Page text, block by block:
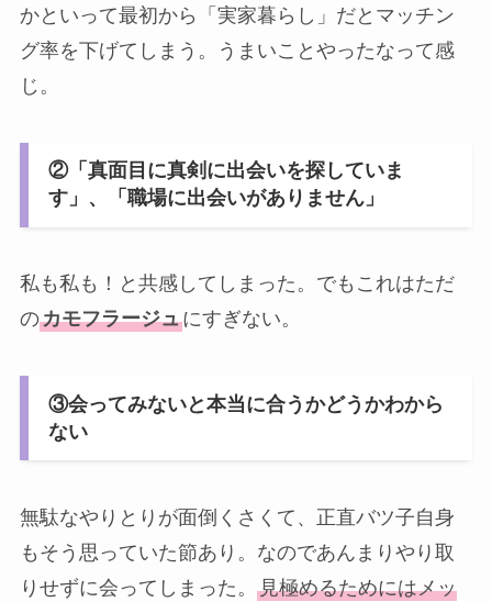
かといって最初から「実家暮らし」だとマッチン
グ率を下げてしまう。うまいことやったなって感
じ。
②「真面目に真剣に出会いを探していま
す」、「職場に出会いがありません」
私も私も！と共感してしまった。でもこれはただ
のカモフラージュにすぎない。
③会ってみないと本当に合うかどうかわから
ない
無駄なやりとりが面倒くさくて、正直バツ子自身
もそう思っていた節あり。なのであんまりやり取
りせずに会ってしまった。 見極めるためにはメッ